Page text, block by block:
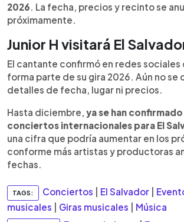
2026. La fecha, precios y recinto se
próximamente.
Junior H visitará El
El cantante confirmó en redes sociales
forma parte de su gira 2026. Aún no se
detalles de fecha, lugar ni precios.
Hasta diciembre, ya se han confirmado
conciertos internacionales para El
una cifra que podría aumentar en los
conforme más artistas y productoras
fechas.
TAGS: Conciertos El Salvador
musicales
Giras musicales
Música